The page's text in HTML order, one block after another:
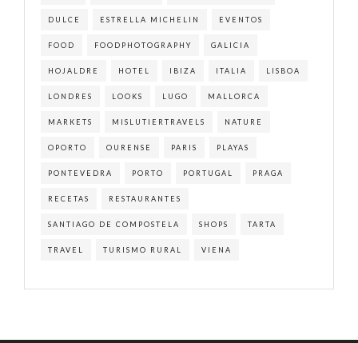
DULCE ESTRELLA MICHELIN EVENTOS
FOOD FOODPHOTOGRAPHY GALICIA
HOJALDRE HOTEL IBIZA ITALIA LISBOA
LONDRES LOOKS LUGO MALLORCA
MARKETS MISLUTIERTRAVELS NATURE
OPORTO OURENSE PARIS PLAYAS
PONTEVEDRA PORTO PORTUGAL PRAGA
RECETAS RESTAURANTES
SANTIAGO DE COMPOSTELA SHOPS TARTA
TRAVEL TURISMO RURAL VIENA